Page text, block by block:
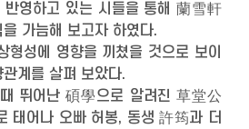
반영하고 있는 시들을 통해 蘭雪軒
가늠해 보고자 하였다.
형성에 영향을 끼쳤을 것으로 보이
계를 살펴 보았다.
뛰어난 碩學으로 알려진 草堂公
태어나 오빠 허봉, 동생 許筠과 더